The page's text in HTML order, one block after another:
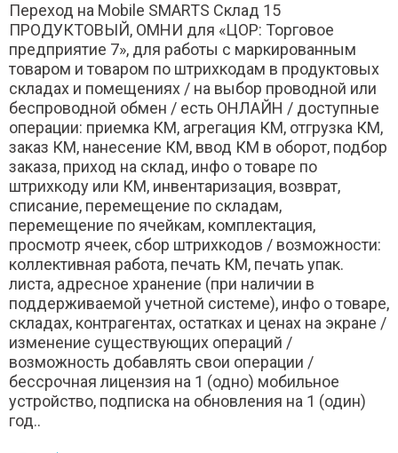
Переход на Mobile SMARTS Склад 15
ПРОДУКТОВЫЙ, ОМНИ для «ЦОР: Торговое
предприятие 7», для работы с маркированным
товаром и товаром по штрихкодам в продуктовых
складах и помещениях / на выбор проводной или
беспроводной обмен / есть ОНЛАЙН / доступные
операции: приемка КМ, агрегация КМ, отгрузка КМ,
заказ КМ, нанесение КМ, ввод КМ в оборот, подбор
заказа, приход на склад, инфо о товаре по
штрихкоду или КМ, инвентаризация, возврат,
списание, перемещение по складам,
перемещение по ячейкам, комплектация,
просмотр ячеек, сбор штрихкодов / возможности:
коллективная работа, печать КМ, печать упак.
листа, адресное хранение (при наличии в
поддерживаемой учетной системе), инфо о товаре,
складах, контрагентах, остатках и ценах на экране /
изменение существующих операций /
возможность добавлять свои операции /
бессрочная лицензия на 1 (одно) мобильное
устройство, подписка на обновления на 1 (один)
год..